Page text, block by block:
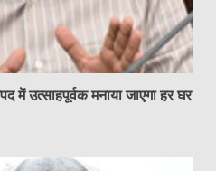
उत्साहपूर्वक मनाया जाएगा हर घर